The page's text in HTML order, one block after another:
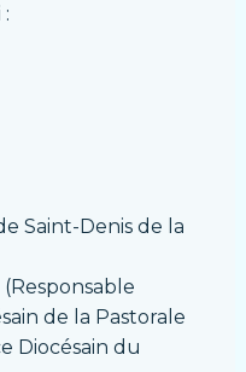
Saint-Denis de la
de la Pastorale
Diocésain du